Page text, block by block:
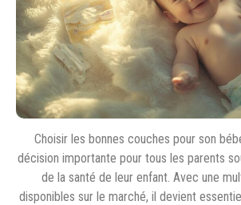
Choisir les bonnes couches pour son
décision importante pour tous les parents
de la santé de leur enfant. Avec une
disponibles sur le marché, il devient